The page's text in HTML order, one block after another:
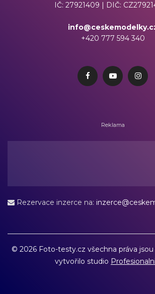
IČ: 27921409 | DIČ:
+420 777 594 340
Reklama
Rezervace inzerce na:
© 2026 Foto-testy.cz všechna práva
vytvořilo studio